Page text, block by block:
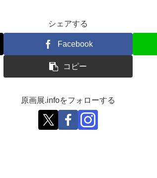
シェアする
Facebook
コピー
原画展.infoをフォローする